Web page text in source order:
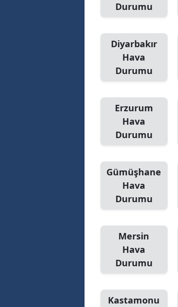
Durumu
Diyarbakır
Hava
Durumu
Erzurum
Hava
Durumu
Gümüşhane
Hava
Durumu
Mersin
Hava
Durumu
Kastamonu